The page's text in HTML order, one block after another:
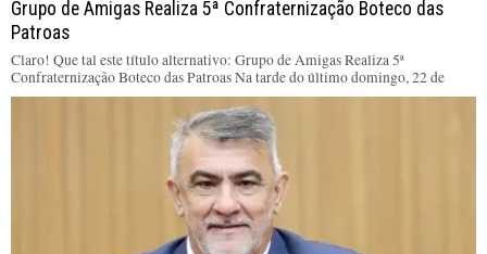
Grupo de Amigas Realiza 5ª Confraternização Boteco das
Patroas
Claro! Que tal este título alternativo: Grupo de Amigas Realiza 5ª
Confraternização Boteco das Patroas Na tarde do último domingo, 22 de